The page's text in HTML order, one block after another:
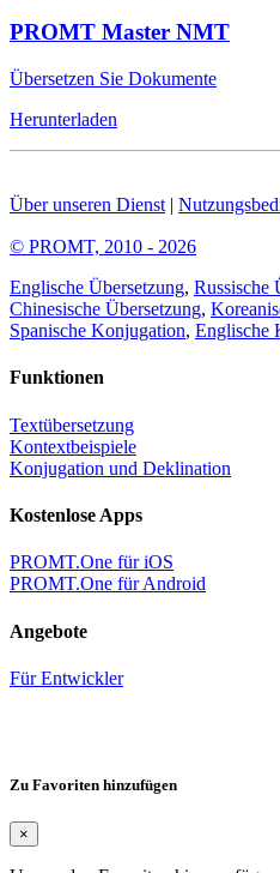
PROMT Master NMT
Übersetzen Sie Dokumente
Herunterladen
Über unseren Dienst |
© PROMT, 2010 - 2026
Englische Übersetzung, Russische
Chinesische Übersetzung,
Spanische Konjugation, Englische
Funktionen
Textübersetzung
Kontextbeispiele
Konjugation und Deklination
Kostenlose Apps
PROMT.One für iOS
PROMT.One für Android
Angebote
Für Entwickler
Zu Favoriten hinzufügen
×